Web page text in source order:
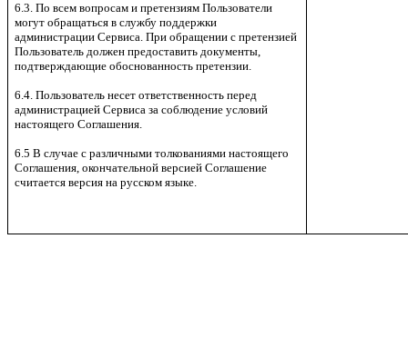
6.3. По всем вопросам и претензиям Пользователи
могут обращаться в службу поддержки
администрации Сервиса. При обращении с претензией
Пользователь должен предоставить документы,
подтверждающие обоснованность претензии.
6.4. Пользователь несет ответственность перед
администрацией Сервиса за соблюдение условий
настоящего Соглашения.
6.5 В случае с различными толкованиями настоящего
Соглашения, окончательной версией Соглашение
считается версия на русском языке.